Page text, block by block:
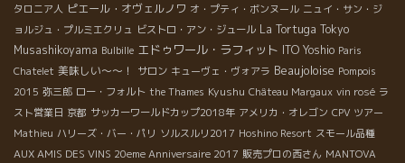
タロニア人 ピエール・オヴェルノワ オ・プティ・ボンヌール ニュイ・サン・ジ
ョルジュ・プルミエクリュ ビストロ・アン・ジュール La Tortuga Tokyo
Musashikoyama Bulbille エドゥワール・ラフィット ITO Yoshio Paris
Chatelet 美味しい～～！ サロン キューヴェ・ヴォアラ Beaujoloise Pompois
2015 弥三郎 ロー・フォルト the Thames Kyushu Château Margaux vin rosé ラ
スト営業日 京都 サッカーワールドカップ2018年 アメリカ・オレゴン CPV ツアー
Mathieu ハリーズ・バー・パリ ソルスルリ2017 Hoshino Resort スモール品種
AUX AMIS DES VINS 20eme Anniversaire 2017 販売プロの西さん MANTOVA